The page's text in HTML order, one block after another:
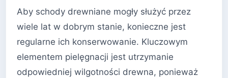
Aby schody drewniane mogły służyć przez
wiele lat w dobrym stanie, konieczne jest
regularne ich konserwowanie. Kluczowym
elementem pielęgnacji jest utrzymanie
odpowiedniej wilgotności drewna, ponieważ